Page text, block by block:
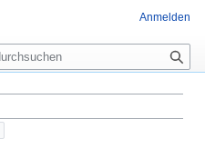
Anmelden